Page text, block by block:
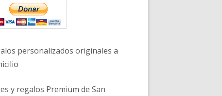
personalizados originales a
y regalos Premium de San